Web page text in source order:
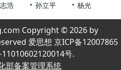
浩 孙立平 杨光
Copyright © 2026 by
爱思想 京ICP备12007865
号.
部备案管理系统